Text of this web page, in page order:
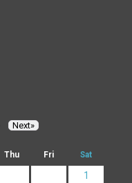
Next»
Thu Fri Sat
1